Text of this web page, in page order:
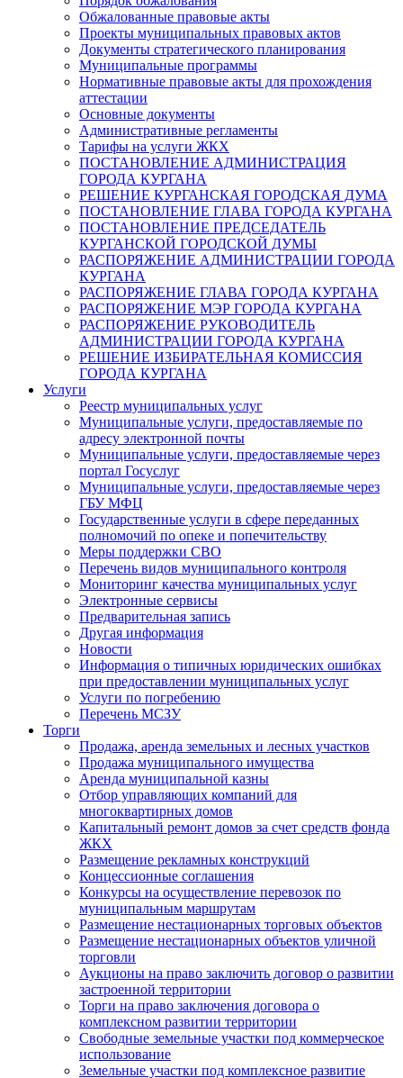
Обжалованные правовые акты
Проекты муниципальных правовых актов
Документы стратегического планирования
Муниципальные программы
Нормативные правовые акты для прохождения
аттестации
Основные документы
Административные регламенты
Тарифы на услуги ЖКХ
ПОСТАНОВЛЕНИЕ АДМИНИСТРАЦИЯ
ГОРОДА КУРГАНА
РЕШЕНИЕ КУРГАНСКАЯ ГОРОДСКАЯ ДУМА
ПОСТАНОВЛЕНИЕ ГЛАВА ГОРОДА КУРГАНА
ПОСТАНОВЛЕНИЕ ПРЕДСЕДАТЕЛЬ
КУРГАНСКОЙ ГОРОДСКОЙ ДУМЫ
РАСПОРЯЖЕНИЕ АДМИНИСТРАЦИИ ГОРОДА
КУРГАНА
РАСПОРЯЖЕНИЕ ГЛАВА ГОРОДА КУРГАНА
РАСПОРЯЖЕНИЕ МЭР ГОРОДА КУРГАНА
РАСПОРЯЖЕНИЕ РУКОВОДИТЕЛЬ
АДМИНИСТРАЦИИ ГОРОДА КУРГАНА
РЕШЕНИЕ ИЗБИРАТЕЛЬНАЯ КОМИССИЯ
ГОРОДА КУРГАНА
Услуги
Реестр муниципальных услуг
Муниципальные услуги, предоставляемые по
адресу электронной почты
Муниципальные услуги, предоставляемые через
портал Госуслуг
Муниципальные услуги, предоставляемые через
ГБУ МФЦ
Государственные услуги в сфере переданных
полномочий по опеке и попечительству
Меры поддержки СВО
Перечень видов муниципального контроля
Мониторинг качества муниципальных услуг
Электронные сервисы
Предварительная запись
Другая информация
Новости
Информация о типичных юридических ошибках
при предоставлении муниципальных услуг
Услуги по погребению
Перечень МСЗУ
Торги
Продажа, аренда земельных и лесных участков
Продажа муниципального имущества
Аренда муниципальной казны
Отбор управляющих компаний для
многоквартирных домов
Капитальный ремонт домов за счет средств фонда
ЖКХ
Размещение рекламных конструкций
Концессионные соглашения
Конкурсы на осуществление перевозок по
муниципальным маршрутам
Размещение нестационарных торговых объектов
Размещение нестационарных объектов уличной
торговли
Аукционы на право заключить договор о развитии
застроенной территории
Торги на право заключения договора о
комплексном развитии территории
Свободные земельные участки под коммерческое
использование
Земельные участки под комплексное развитие